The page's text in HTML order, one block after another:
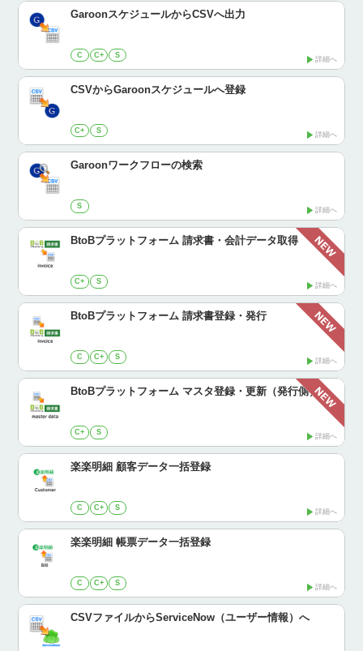
GaroonスケジュールからCSVへ出力
C C+ S 詳細へ
CSVからGaroonスケジュールへ登録
C+ S 詳細へ
Garoonワークフローの検索
S 詳細へ
BtoBプラットフォーム 請求書・会計データ取得
C+ S 詳細へ
BtoBプラットフォーム 請求書登録・発行
C C+ S 詳細へ
BtoBプラットフォーム マスタ登録・更新（発行側）
C+ S 詳細へ
楽楽明細 顧客データ一括登録
C C+ S 詳細へ
楽楽明細 帳票データ一括登録
C C+ S 詳細へ
CSVファイルからServiceNow（ユーザー情報）へ